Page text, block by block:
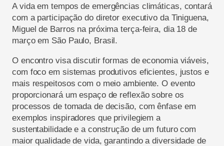
A vida em tempos de emergências climáticas, contará
com a participação do diretor executivo da Tiniguena,
Miguel de Barros na próxima terça-feira, dia 18 de
março em São Paulo, Brasil.
O encontro visa discutir formas de economia viáveis,
com foco em sistemas produtivos eficientes, justos e
mais respeitosos com o meio ambiente. O evento
proporcionará um espaço de reflexão sobre os
processos de tomada de decisão, com ênfase em
exemplos inspiradores que privilegiem a
sustentabilidade e a construção de um futuro com
maior qualidade de vida, garantindo a diversidade de